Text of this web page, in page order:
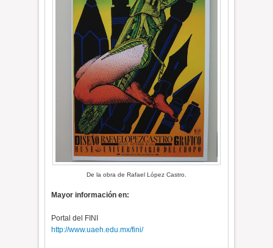
De la obra de Rafael López Castro.
Mayor información en:
Portal del FINI
http://www.uaeh.edu.mx/fini/